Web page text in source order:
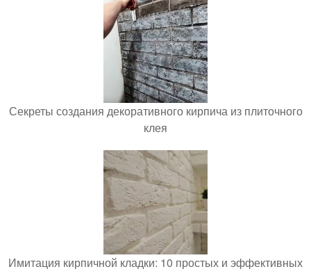
Секреты создания декоративного кирпича из плиточного
клея
Имитация кирпичной кладки: 10 простых и эффективных